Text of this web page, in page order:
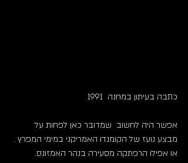
כתבה בעיתון במחנה  1991
אפשר היה לחשוב  שמדובר כאן לפחות על
מבצע נועז של הקומנדו האמריקני במימי המפרץ .
או אפילו הרפתקה מסעירה בנהר האמזונס.